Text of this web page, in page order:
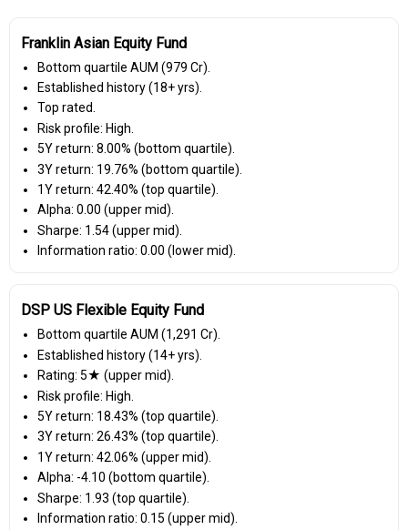
Franklin Asian Equity Fund
Bottom quartile AUM (₹979 Cr).
Established history (18+ yrs).
Top rated.
Risk profile: High.
5Y return: 8.00% (bottom quartile).
3Y return: 19.76% (bottom quartile).
1Y return: 42.40% (top quartile).
Alpha: 0.00 (upper mid).
Sharpe: 1.54 (upper mid).
Information ratio: 0.00 (lower mid).
DSP US Flexible Equity Fund
Bottom quartile AUM (₹1,291 Cr).
Established history (14+ yrs).
Rating: 5★ (upper mid).
Risk profile: High.
5Y return: 18.43% (top quartile).
3Y return: 26.43% (top quartile).
1Y return: 42.06% (upper mid).
Alpha: -4.10 (bottom quartile).
Sharpe: 1.93 (top quartile).
Information ratio: 0.15 (upper mid).